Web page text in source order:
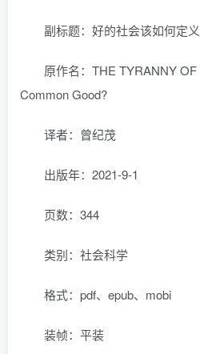
副标题：好的社会该如何定义
原作名：THE TYRANNY
Common Good?
译者：曾纪茂
出版年：2021-9-1
页数：344
类别：社会科学
格式：pdf、epub、mobi
装帧：平装